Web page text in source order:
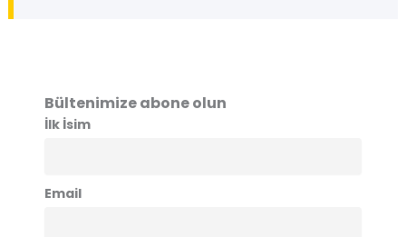
Bültenimize abone olun
İlk İsim
Email